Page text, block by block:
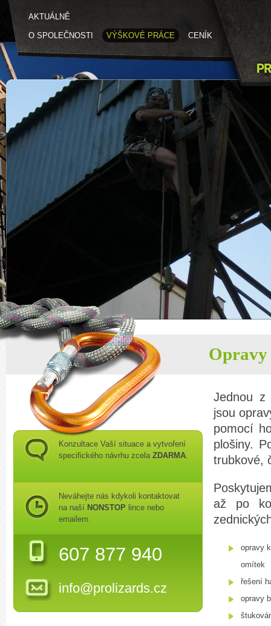
AKTUÁLNĚ
O SPOLEČNOSTI VÝŠKOVÉ PRÁCE CENÍK
Opravy
Jednou z
jsou
pomocí
plošiny.
trubkové,
až po
opravy
omítek
řešení
opravy
Konzultace Vaší situace a vytvoření
specifického návrhu zcela ZDARMA.
Neváhejte nás kdykoli kontaktovat
na naší NONSTOP lince nebo
emailem.
607 877 940
info@prolizards.cz